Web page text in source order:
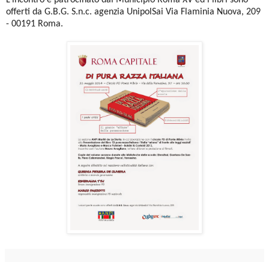
offerti da G.B.G. S.n.c. agenzia UnipolSai Via Flaminia Nuova, 209
- 00191 Roma.